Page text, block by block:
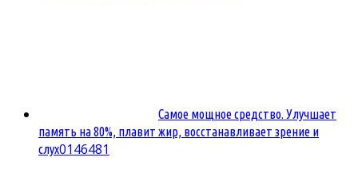
Самое мощное средство. Улучшает
память на 80%, плавит жир, восстанавливает зрение и
слух0146481